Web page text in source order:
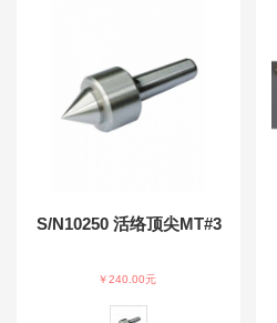
S/N10250 活络顶尖MT#3
￥240.00元